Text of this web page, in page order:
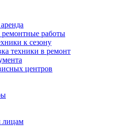
ремонтные работы
к сезону
техники в ремонт
центров
лицам